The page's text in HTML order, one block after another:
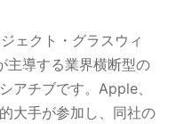
ェクト・グラスウィ
主導する業界横断型の
アチブです。Apple、
大手が参加し、同社の